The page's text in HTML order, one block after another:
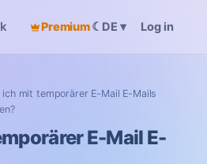
Premium☾ DE ▾ Log in
ich mit temporärer E-Mail E-Mails
E-Mail E-